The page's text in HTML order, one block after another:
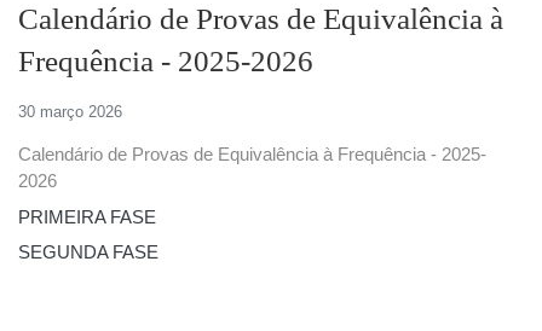
Calendário de Provas de Equivalência à
Frequência - 2025-2026
30 março 2026
Calendário de Provas de Equivalência à Frequência - 2025-
2026
PRIMEIRA FASE
SEGUNDA FASE